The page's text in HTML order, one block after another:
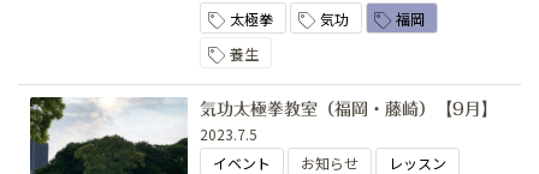
太極拳
気功
福岡
養生
気功太極拳教室（福岡・藤崎）【9月】
2023.7.5
イベント
お知らせ
レッスン